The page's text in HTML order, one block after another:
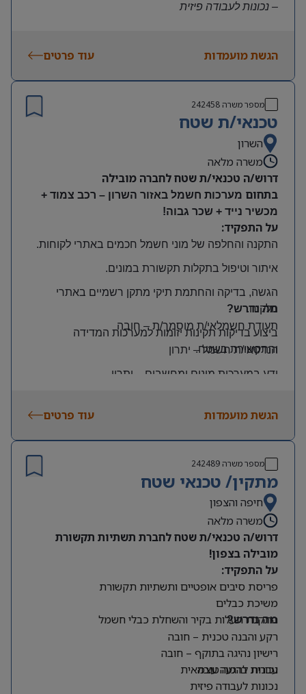
– נכונות לעבודה פיזית
משרה מלאה | ימים א-ה | 6:30-15:30
קרן השתלמות ובונוסים
עובד חברה מהיום הראשון
מיקום: חדרה
הגשת מועמדות עוד פרטים
מספר משרה242458
טכנאי/ת שטח
השרון
משרה מלאה
דרוש/ה טכנאי/ת שטח לחברה מובילה
בתחום מערכות חשמל באזור השרון – רכב צמוד +
מכשיר נייד + שכר גבוה!
על התפקיד:
התקנה והחלפה של מוני חשמל חכמים באתרי לקוחות.
איתור וטיפול בתקלות תקשורת במונים.
הגשה, בדיקה והחתמת תיקי מתקן רשמיים באתרי
הלקוח.
ביצוע בדיקות תקינות יזומות למערכות המדידה
והתקשורת בשטח.
מה נדרש?
תעודת חשמלאי/ת מוסמך/ת – חובה
הנדסאי/ת חשמל– יתרון
ידע במערכות מונים ומחשבים יתרון
היקף משרה:
משרה מלאה | ימים: א’-ה’ | שעות: 8:00–17:00
תנאים:
רכב צמוד וטלפון סלולרי
שכר גבוה
מיקום: קדימה צורן
הגשת מועמדות עוד פרטים
מספר משרה242489
מתקין/ טכנאי שטח
חיפה והצפון
משרה מלאה
דרוש/ה טכנאי/ת שטח לחברת תשתיות תקשורת
מובילה בצפון!
על התפקיד:
פריסת סיבים אופטיים ותשתיות תקשורת
משיכת כבלים
התקנת תעלות בקיר והשחלת כבלי חשמל
מה נדרש?
רקע והבנה טכנית – חובה
רישיון נהיגה בתוקף – חובה
עברית ברמה טובה
נכונות להגעה עצמאית
נכונות לעבודה פיזית